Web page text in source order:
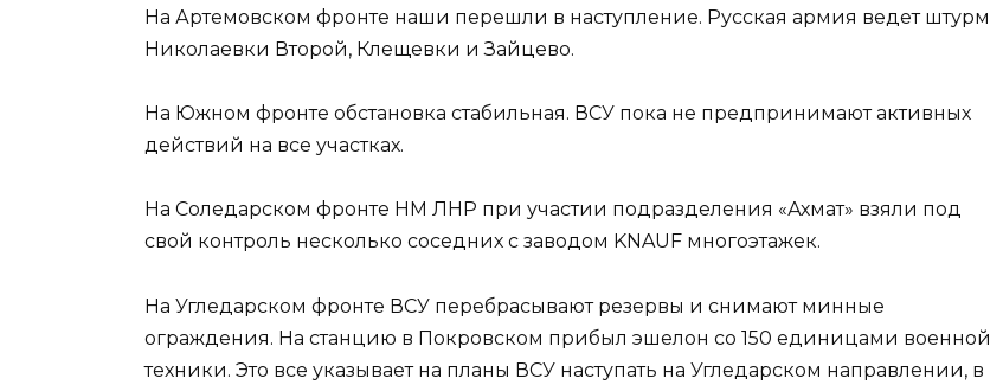
На Артемовском фронте наши перешли в наступление. Русская армия ведет штурм
Николаевки Второй, Клещевки и Зайцево.
На Южном фронте обстановка стабильная. ВСУ пока не предпринимают активных
действий на все участках.
На Соледарском фронте НМ ЛНР при участии подразделения «Ахмат» взяли под
свой контроль несколько соседних с заводом KNAUF многоэтажек.
На Угледарском фронте ВСУ перебрасывают резервы и снимают минные
ограждения. На станцию в Покровском прибыл эшелон со 150 единицами военной
техники. Это все указывает на планы ВСУ наступать на Угледарском направлении, в